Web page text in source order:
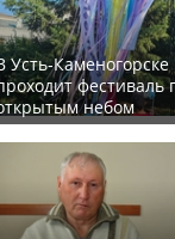
төменгі жалақы,
экология:
партия
нені талқылап жатыр?
Усть-Каменогорске
фестиваль
небом